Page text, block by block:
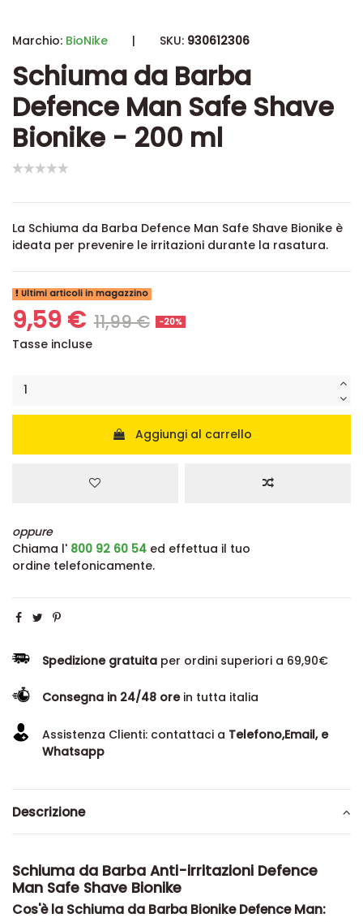
Marchio: BioNike | SKU: 930612306
Schiuma da Barba
Defence Man Safe Shave
Bionike - 200 ml
La Schiuma da Barba Defence Man Safe Shave Bionike è
ideata per prevenire le irritazioni durante la rasatura.
Ultimi articoli in magazzino
9,59 € 11,99 € -20%
Tasse incluse
Aggiungi al carrello
oppure
Chiama l' 800 92 60 54 ed effettua il tuo
ordine telefonicamente.
Spedizione gratuita per ordini superiori a 69,90€
Consegna in 24/48 orein tutta italia
Assistenza Clienti: contattaci a Telefono,Email, e
Whatsapp
Descrizione
Schiuma da Barba Anti-irritazioni Defence
Man Safe Shave Bionike
Cos'è la Schiuma da Barba Bionike Defence Man: